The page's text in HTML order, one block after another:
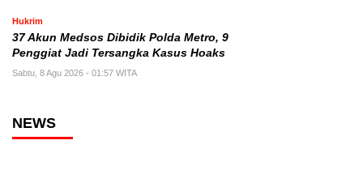
Hukrim
37 Akun Medsos Dibidik Polda Metro, 9
Penggiat Jadi Tersangka Kasus Hoaks
Sabtu, 8 Agu 2026 - 01:57 WITA
NEWS